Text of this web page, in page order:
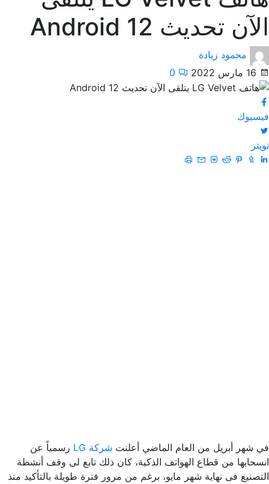
الآن تحديث Android 12
محمود زيادة
16 مارس 2022
0
فيسبوك
تويتر
في شهر أبريل من العام الماضي أعلنت شركة LG
رسمياً عن
انسحابها من قطاع الهواتف الذكية، كان ذلك تابع لى وقف أنشطة
التصنيع فى نهاية شهر مايو، برغم من مرور فترة طويلة بالتأكيد منذ